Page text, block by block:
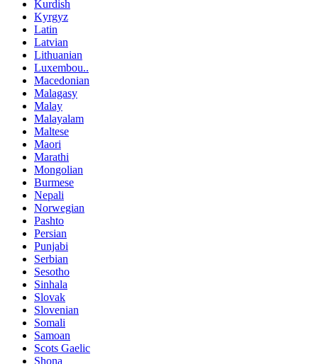
Kurdish
Kyrgyz
Latin
Latvian
Lithuanian
Luxembou..
Macedonian
Malagasy
Malay
Malayalam
Maltese
Maori
Marathi
Mongolian
Burmese
Nepali
Norwegian
Pashto
Persian
Punjabi
Serbian
Sesotho
Sinhala
Slovak
Slovenian
Somali
Samoan
Scots Gaelic
Shona